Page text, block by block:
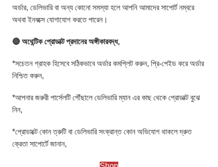
অর্ডার, ডেলিভারি বা অন্য কোনো সমস্যা হলে আপনি আমাদের সাপোর্ট নম্বরে
অথবা ইনবক্সে যোগাযোগ করতে পারেন।
🔴 অথেন্টিক প্রোডাক্ট প্রদানের অঙ্গীকারবদ্ধ,
*সচেতন গ্রাহক হিসেবে সঠিকভাবে অর্ডার কমপ্লিট করুন, প্রি-পেইড করে অর্ডার
নিশ্চিত করুন,
*আপনার জরুরী পার্সেলটি পৌঁছালে ডেলিভারি ম্যান এর কাছ থেকে প্রোডাক্ট বুঝে
নিন,
*প্রোডাক্টে কোন ত্রুটি বা ডেলিভারি সংক্রান্ত কোন অভিযোগ থাকলে দ্রুত
ক্রেতা সাপোর্টে জানান,